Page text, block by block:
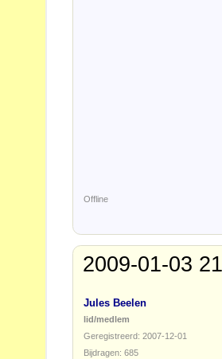
Offline
2009-01-03
Jules Beelen
lid/medlem
Geregistreerd: 2007-12-01
Bijdragen: 685